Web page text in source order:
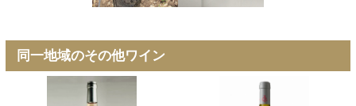
同一地域のその他ワイン